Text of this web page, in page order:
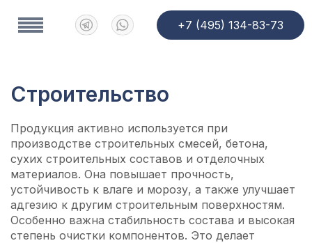
+7 (495) 134-83-73
Строительство
Продукция активно используется при
производстве строительных смесей, бетона,
сухих строительных составов и отделочных
материалов. Она повышает прочность,
устойчивость к влаге и морозу, а также улучшает
адгезию к другим строительным поверхностям.
Особенно важна стабильность состава и высокая
степень очистки компонентов. Это делает